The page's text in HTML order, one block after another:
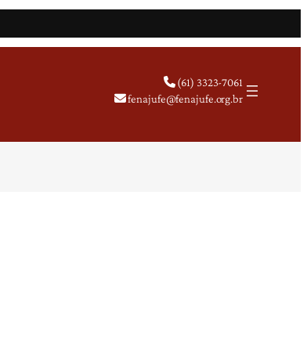
(61) 3323-7061
fenajufe@fenajufe.org.br